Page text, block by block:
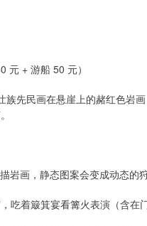
元 + 游船 50 元）​
族先民画在悬崖上的赭红色岩
岩画，静态图案会变成动态的狩
吃着簸箕宴看篝火表演（含在